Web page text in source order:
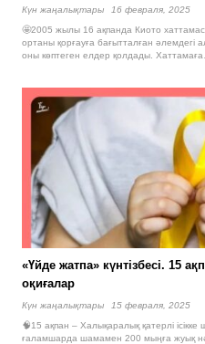
Күн жаңалықтары
16 февраля, 2025
🤩2005 жылы 16 ақпанда Киото
ортаны қорғауға бағытталған әлемдегі
оны көптеген елдер қолдады.
«Үйде жатпа» күнтізбесі. 15
оқиғалар
Күн жаңалықтары
15 февраля, 2025
🧠15 ақпан – Халықаралық қатерлі
ғаламшарда шамамен 200 мыңға жуық